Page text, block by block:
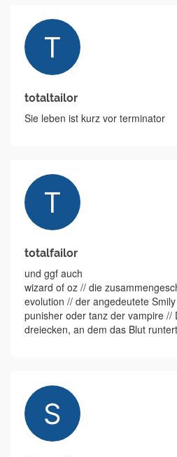
totaltailor
Sie leben ist kurz vor terminator
totalfailor
und ggf auch
wizard of oz // die
evolution // der angedeutete
punisher oder tanz der vampire //
dreiecken, an dem das Blut